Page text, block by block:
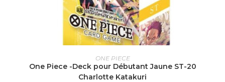
AJOUTER AU PANIER
ONE PIECE
One Piece -Deck pour Débutant Jaune ST-20
Charlotte Katakuri